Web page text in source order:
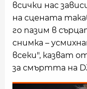
всички нас
на сцената
го пазим в
снимка –
всеки", казват
за смъртта на